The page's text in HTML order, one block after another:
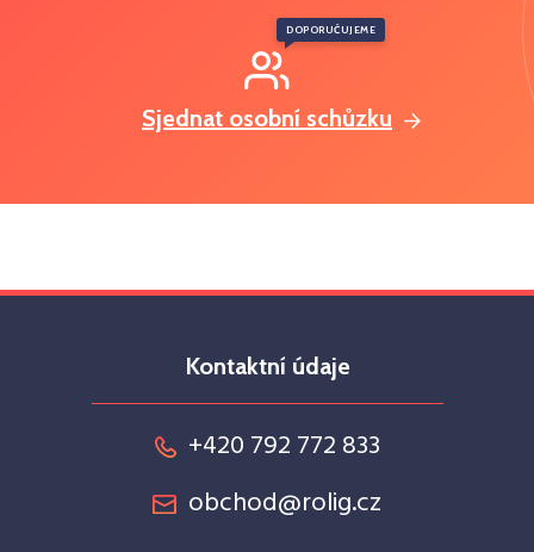
Sjednat osobní schůzku
DOPORUČUJEME
Kontaktní údaje
+420 792 772 833
obchod@rolig.cz